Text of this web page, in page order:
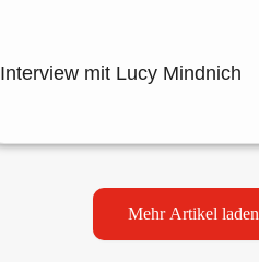
Interview mit Lucy Mindnich
Mehr Artikel laden